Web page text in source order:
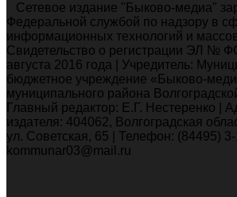
Сетевое издание "Быково-медиа"
Федеральной службой по надзору в
информационных технологий и
Свидетельство о регистрации ЭЛ №
августа 2016 года | Учредитель:
бюджетное учреждение «Быково-
муниципального района
Главный редактор: Е.Г. Нестеренко |
издателя: 404062, Волгоградская
ул. Советская, 65 | Телефон: (84495)
kommunar03@mail.ru